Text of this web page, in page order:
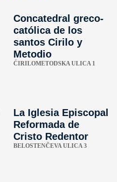
Concatedral greco-
católica de los
santos Cirilo y
Metodio
ĆIRILOMETODSKA ULICA 1
La Iglesia Episcopal
Reformada de
Cristo Redentor
BELOSTENČEVA ULICA 3